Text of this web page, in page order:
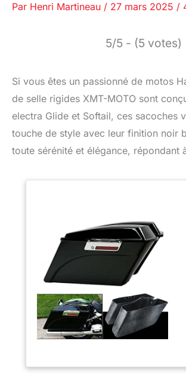
Par Henri Martineau / 27 mars 2025 /
5/5 - (5 votes)
Si vous êtes un passionné de motos
de selle rigides XMT-MOTO sont
electra Glide et Softail, ces sacoches
touche de style avec leur finition noir
toute sérénité et élégance,